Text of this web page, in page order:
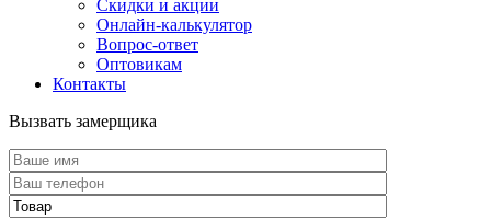
Скидки и акции
Онлайн-калькулятор
Вопрос-ответ
Оптовикам
Контакты
Вызвать замерщика